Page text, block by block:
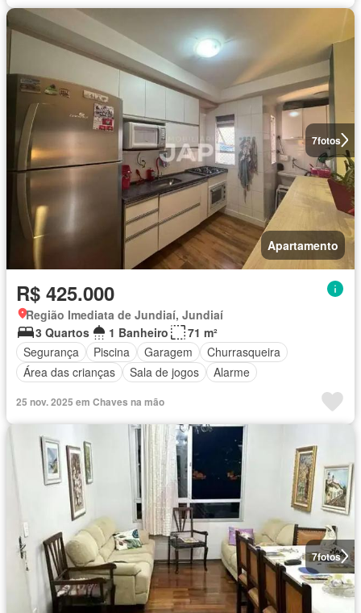
7fotos
Apartamento
R$ 425.000
Região Imediata de Jundiaí, Jundiaí
3 Quartos
1 Banheiro
71 m²
Segurança
Piscina Garagem
Churrasqueira
Área das crianças
Sala de jogos Alarme
25 nov. 2025 em Chaves na mão
7fotos